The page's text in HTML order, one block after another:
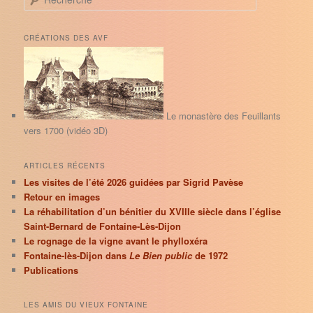
e
h
e
r
h
e
CRÉATIONS DES AVF
Le monastère des Feuillants
vers 1700 (vidéo 3D)
ARTICLES RÉCENTS
Les visites de l’été 2026 guidées par Sigrid Pavèse
Retour en images
La réhabilitation d’un bénitier du XVIIIe siècle dans l’église
Saint-Bernard de Fontaine-Lès-Dijon
Le rognage de la vigne avant le phylloxéra
Fontaine-lès-Dijon dansLe Bien publicde 1972
Publications
LES AMIS DU VIEUX FONTAINE